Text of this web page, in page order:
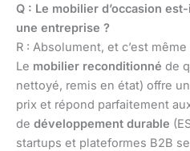
Q : Le mobilier d’occasion
une entreprise ?
R : Absolument, et c’est
Le mobilier reconditionné de
nettoyé, remis en état) offre
prix et répond parfaitement
de développement durable
startups et plateformes B2B